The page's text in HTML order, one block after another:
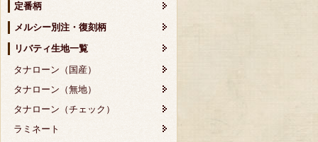
定番柄
メルシー別注・復刻柄
リバティ生地一覧
タナローン（国産）
タナローン（無地）
タナローン（チェック）
ラミネート